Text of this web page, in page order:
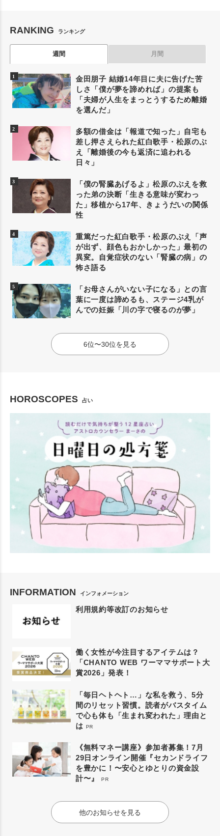
RANKING ランキング
週間 月間
金田朋子 結婚14年目に夫に告げた苦
しさ「僕が夢を諦めれば」の提案も
「夫婦が人生をまっとうするため離婚
を選んだ」
多額の借金は「報道で知った」自宅も
差し押さえられた紅白歌手・松原のぶ
え「離婚後の今も返済に追われる
日々」
「僕の腎臓あげるよ」松原のぶえを救
った弟の決断「生きる意味が変わっ
た」移植から17年、きょうだいの関係
性
重篤だった紅白歌手・松原のぶえ「声
が出ず、顔色もおかしかった」最初の
異変。自覚症状のない「腎臓の病」の
怖さ語る
「お母さんがいない子になる」との言
葉に一度は諦めるも、ステージ4乳が
んでの妊娠「川の字で寝るのが夢」
6位〜30位を見る
HOROSCOPES 占い
INFORMATION インフォメーション
利用規約等改訂のお知らせ
働く女性が今注目するアイテムは？
「CHANTO WEB ワーママサポート大
賞2026」発表！
「毎日ヘトヘト…」な私を救う、5分
間のリセット習慣。読者がバスタイム
で心も体も「生まれ変われた」理由と
は PR
《無料マネー講座》参加者募集！7月
29日オンライン開催『セカンドライフ
を豊かに！〜安心とゆとりの資金設
計〜』
PR
他のお知らせを見る